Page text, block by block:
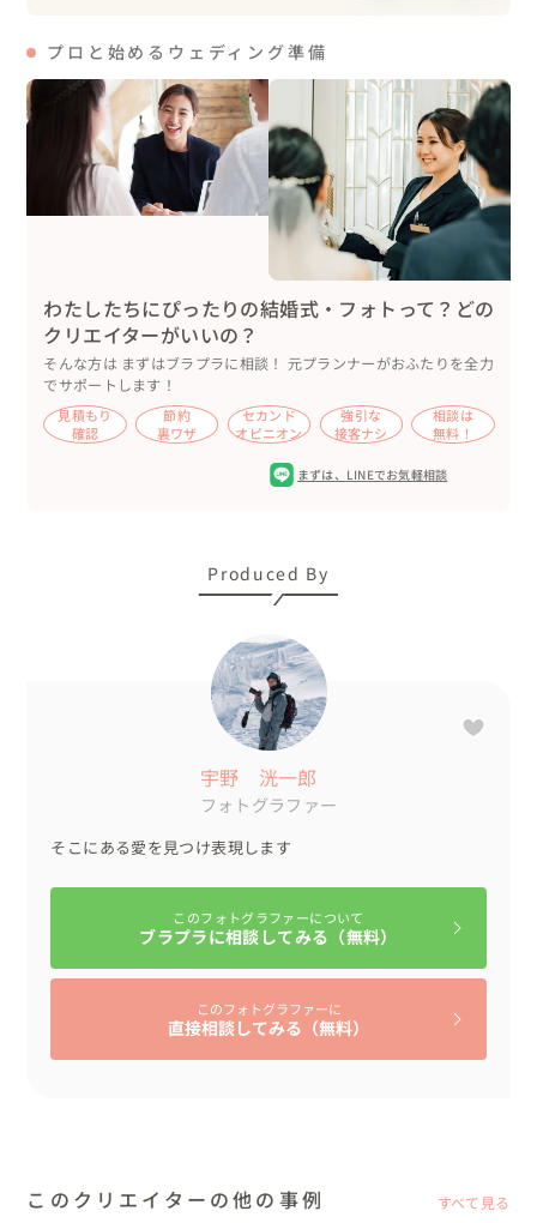
観光客、スキーヤー、スノーボーダーもたくさんいるので
周りに注意しながらゲレンデに行き撮影、
遠くの山まで見渡せるくらいの絶景ですが、
撮影をして、ウェアを着て、撮影をして、ウェアを着て、
と大変寒い中で新郎新婦様、アシスタントにはとても頑張
その中でもやはり、なかなか見ることのできない絶景を前
に
とても感動されている様子はとても印象的でした。
ポーズのディレクションは基本的に私が行いましたが、
国民性なのでしょうか、日本人のカップル様より積極的に
ポージングをしてくれる印象がありました。
日本ならでは、蔵王ならではの樹氷なので新郎新婦様とも
大感激で寒い中でしたが
とても素敵な笑顔を見せてくれました。
母国語は通じませんでしたが、英語でのやりとりも大変楽
◼︎お持ち込みをされたもの
ドレス、ウェア、スノーボード、全て準備いただきまし
プロと始めるウェディング準備
わたしたちにぴったりの結婚式・フォトって？どの
クリエイターがいいの？
そんな方は まずはブラプラに相談！ 元プランナーがおふたりを全力
でサポートします！
見積もり
確認
節約
裏ワザ
セカンド
オピニオン
強引な
接客ナシ
相談は
無料！
まずは、 LINEでお気軽相談
Produced By
宇野 洸一郎
フォトグラファー
そこにある愛を見つけ表現します
このフォトグラファーについて
ブラプラに相談してみる（無料）
このフォトグラファーに
直接相談してみる（無料）
このクリエイターの他の事例 すべて見る